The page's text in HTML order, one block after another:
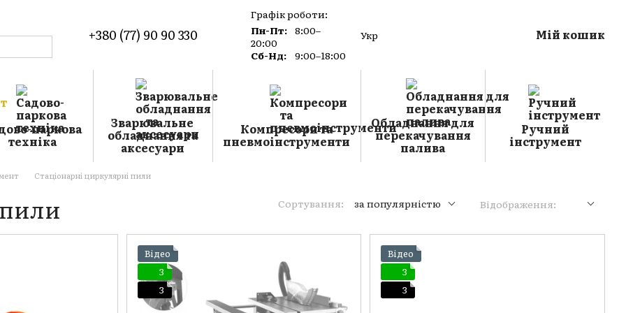
+380 (77) 90 90 330
Графік роботи:
Пн-Пт: 8:00–
20:00
Сб-Нд:
9:00–18:00
Укр Мій кошик
паркова
техніка
Зварювальне
обладнання та
аксесуари
Компресори та
пневмоінструменти
Обладнання для
перекачування
палива
Ручний
інструмент
Стаціонарні циркулярні пили
Сортування: за популярністю Відображення:
Відео
3
3
Відео
3
3